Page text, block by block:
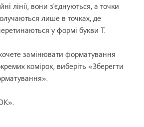
лінії, вони з'єднуються, а точки
лише в точках, де
у формі букви T.
замінювати форматування
комірок, виберіть «Зберегти